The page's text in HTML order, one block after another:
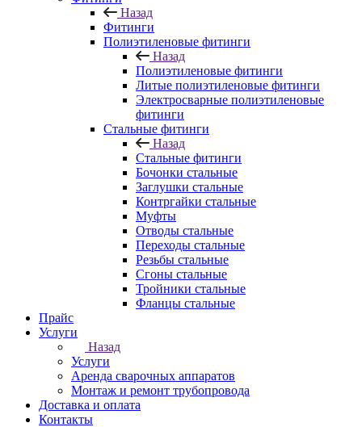
Назад
Фитинги
Полиэтиленовые фитинги
Назад
Полиэтиленовые фитинги
Литые полиэтиленовые фитинги
Электросварные полиэтиленовые
фитинги
Стальные фитинги
Назад
Стальные фитинги
Бочонки стальные
Заглушки стальные
Контргайки стальные
Муфты
Отводы стальные
Переходы стальные
Резьбы стальные
Сгоны стальные
Тройники стальные
Фланцы стальные
Прайс
Услуги
Назад
Услуги
Аренда сварочных аппаратов
Монтаж и ремонт трубопровода
Доставка и оплата
Контакты